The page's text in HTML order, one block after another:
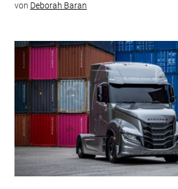
von Deborah Baran